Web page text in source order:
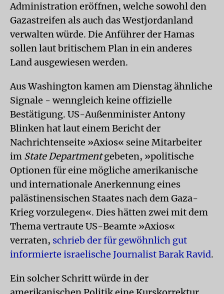
Administration eröffnen, welche sowohl den
Gazastreifen als auch das Westjordanland
verwalten würde. Die Anführer der Hamas
sollen laut britischem Plan in ein anderes
Land ausgewiesen werden.
Aus Washington kamen am Dienstag ähnliche
Signale - wenngleich keine offizielle
Bestätigung. US-Außenminister Antony
Blinken hat laut einem Bericht der
Nachrichtenseite »Axios« seine Mitarbeiter
im State Departmentgebeten, »politische
Optionen für eine mögliche amerikanische
und internationale Anerkennung eines
palästinensischen Staates nach dem Gaza-
Krieg vorzulegen«. Dies hätten zwei mit dem
Thema vertraute US-Beamte »Axios«
verraten, schrieb der für gewöhnlich gut
informierte israelische Journalist Barak Ravid.
Ein solcher Schritt würde in der